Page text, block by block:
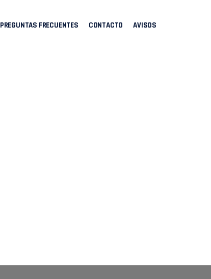
PREGUNTAS FRECUENTES CONTACTO AVISOS